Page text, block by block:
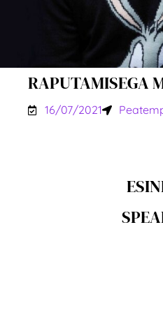
RAPUTAMISEGA
16/07/2021